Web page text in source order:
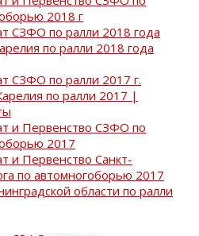
2018 г
СЗФО по ралли 2018 года
по ралли 2018 года
СЗФО по ралли 2017 г.
по ралли 2017 |
и Первенство СЗФО по
2017
и Первенство Санкт-
по автомногоборью 2017
области по ралли